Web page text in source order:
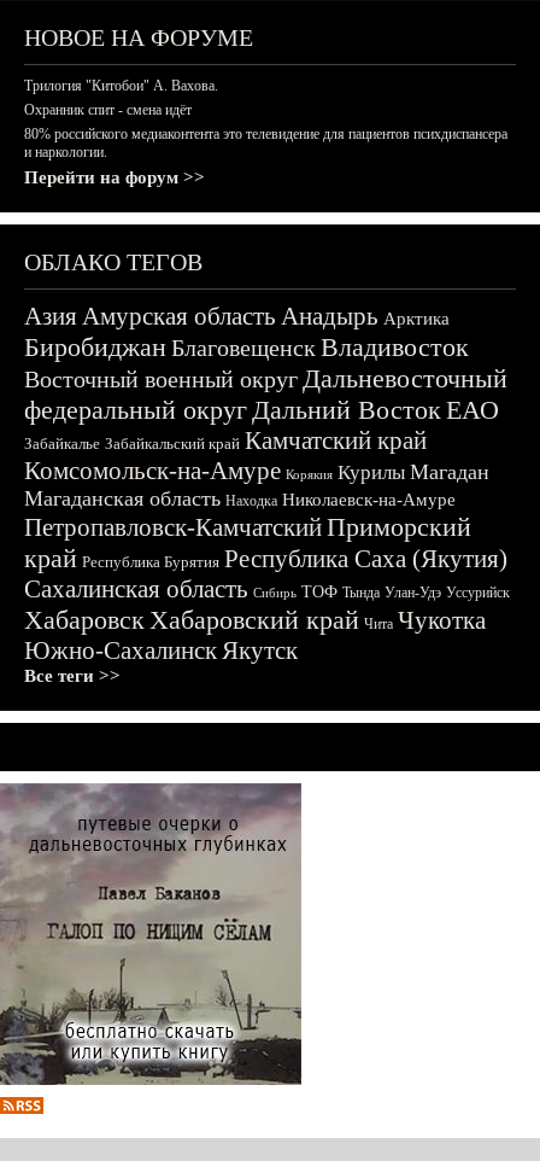
НОВОЕ НА ФОРУМЕ
Трилогия "Китобои" А. Вахова.
Охранник спит - смена идёт
80% российского медиаконтента это телевидение для пациентов психдиспансера
и наркологии.
Перейти на форум >>
ОБЛАКО ТЕГОВ
АзияАмурская область Анадырь Арктика
БиробиджанБлаговещенскВладивосток
Восточный военный округДальневосточный
федеральный округДальний ВостокЕАО
Забайкалье Забайкальский край Камчатский край
Комсомольск-на-Амуре Корякия Курилы Магадан
Магаданская область Находка Николаевск-на-Амуре
Петропавловск-КамчатскийПриморский
край Республика Бурятия Республика Саха (Якутия)
Сахалинская область Сибирь ТОФ Тында Улан-Удэ Уссурийск
ХабаровскХабаровский край Чита Чукотка
Южно-СахалинскЯкутск
Все теги >>